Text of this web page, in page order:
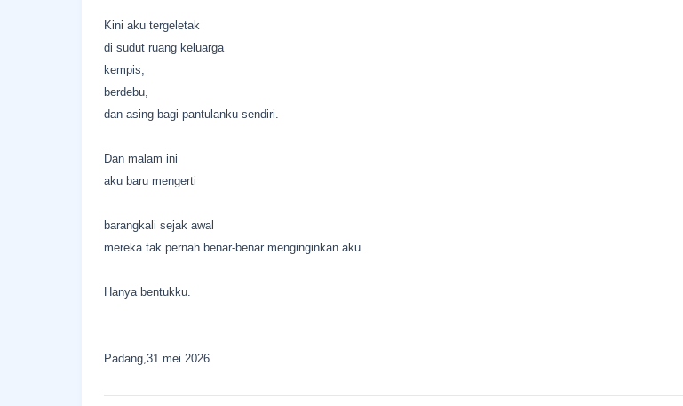
Kini aku tergeletak
di sudut ruang keluarga
kempis,
berdebu,
dan asing bagi pantulanku sendiri.
Dan malam ini
aku baru mengerti
barangkali sejak awal
mereka tak pernah benar-benar menginginkan aku.
Hanya bentukku.
Padang,31 mei 2026